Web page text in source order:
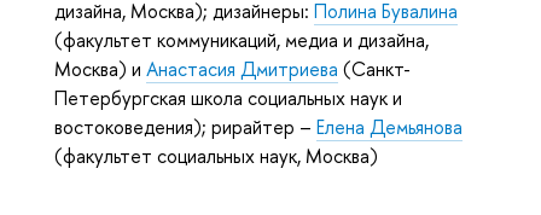
дизайна, Москва); дизайнеры: Полина Бувалина
(факультет коммуникаций, медиа и дизайна,
Москва) и Анастасия Дмитриева (Санкт-
Петербургская школа социальных наук и
востоковедения); рирайтер – Елена Демьянова
(факультет социальных наук, Москва)